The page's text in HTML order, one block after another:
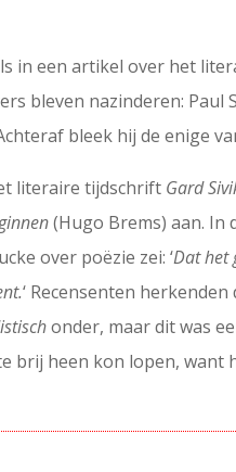
in een artikel over het
bleven nazinderen: Paul
bleek hij de enige
literaire tijdschrift Gard
(Hugo Brems) aan. In
over poëzie zei: ‘Dat het
‘ Recensenten
onder, maar dit was
brij heen kon lopen,